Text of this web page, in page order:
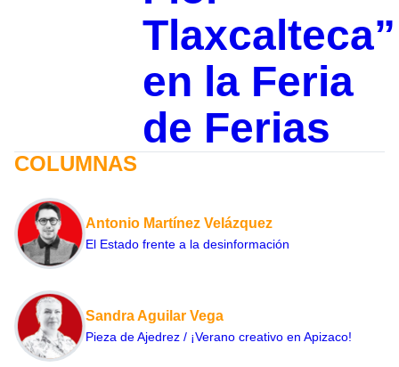
Tlaxcalteca”
en la Feria
de Ferias
COLUMNAS
Antonio Martínez Velázquez
El Estado frente a la desinformación
Sandra Aguilar Vega
Pieza de Ajedrez / ¡Verano creativo en Apizaco!